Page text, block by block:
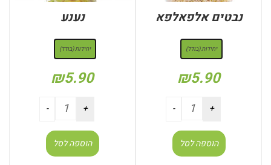
נבטים אלפאלפא
יחידות (בודד)
₪5.90
הוספה לסל
נענע
יחידות (בודד)
₪5.90
הוספה לסל